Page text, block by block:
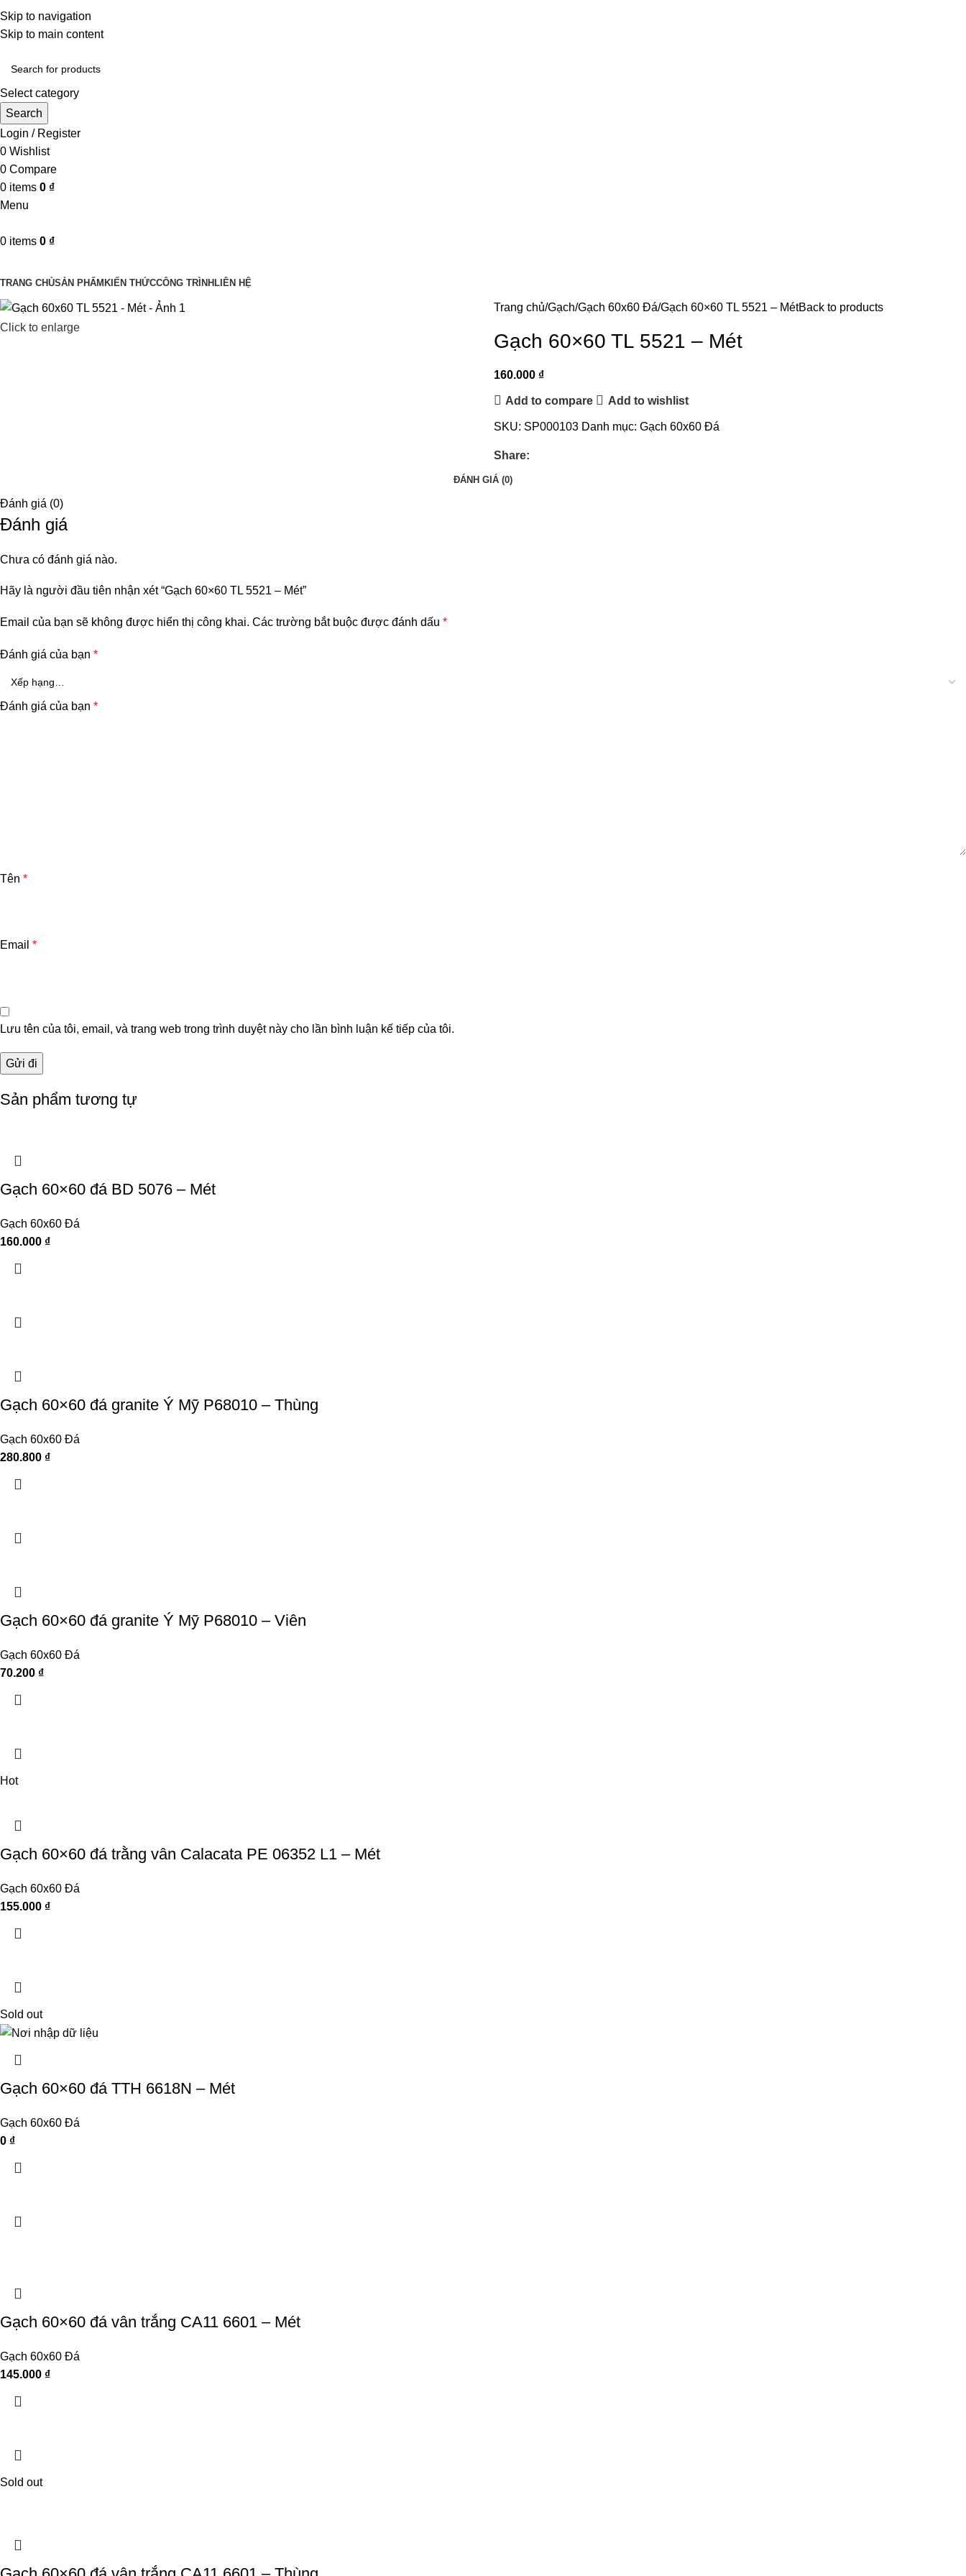
Skip to navigation
Skip to main content
Một uy tín - triệu niềm tin
Hotline : 0346394639 - 0973332499
Select category
Search
Login / Register
0 Wishlist
0 Compare
0 items 0 ₫
Menu
0 items 0 ₫
TRANG CHỦSẢN PHẨM KIẾN THỨCCÔNG TRÌNH LIÊN HỆ
Click to enlarge
Trang chủ Gạch Gạch 60x60 Đá Gạch 60×60 TL 5521 – MétBack to products
Gạch 60×60 TL 5521 – Mét
160.000 ₫
Add to compare Add to wishlist
SKU: SP000103 Danh mục: Gạch 60x60 Đá
Share:
ĐÁNH GIÁ (0)
Đánh giá (0)
Đánh giá
Chưa có đánh giá nào.
Hãy là người đầu tiên nhận xét “Gạch 60×60 TL 5521 – Mét”
Email của bạn sẽ không được hiển thị công khai. Các trường bắt buộc được đánh dấu *
Đánh giá của bạn *
Đánh giá của bạn *
Tên *
Email *
Lưu tên của tôi, email, và trang web trong trình duyệt này cho lần bình luận kế tiếp của tôi.
Sản phẩm tương tự
Gạch 60×60 đá BD 5076 – Mét
Gạch 60x60 Đá
160.000 ₫
Gạch 60×60 đá granite Ý Mỹ P68010 – Thùng
Gạch 60x60 Đá
280.800 ₫
Gạch 60×60 đá granite Ý Mỹ P68010 – Viên
Gạch 60x60 Đá
70.200 ₫
Hot
Gạch 60×60 đá trằng vân Calacata PE 06352 L1 – Mét
Gạch 60x60 Đá
155.000 ₫
Sold out
Gạch 60×60 đá TTH 6618N – Mét
Gạch 60x60 Đá
0 ₫
Gạch 60×60 đá vân trắng CA11 6601 – Mét
Gạch 60x60 Đá
145.000 ₫
Sold out